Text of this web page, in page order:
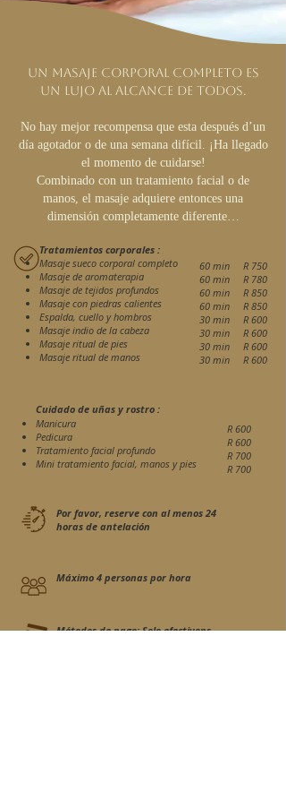
Un masaje corporal completo es
un lujo al alcance de todos.
No hay mejor recompensa que esta después d’un
día agotador o de una semana difícil. ¡Ha llegado
el momento de cuidarse!
Combinado con un tratamiento facial o de
manos, el masaje adquiere entonces una
dimensión completamente diferente…
Tratamientos corporales :
Masaje sueco corporal completo
Masaje de aromaterapia
Masaje de tejidos profundos
Masaje con piedras calientes
Espalda, cuello y hombros
Masaje indio de la cabeza
Masaje ritual de pies
Masaje ritual de manos
60 min R 750
60 min R 780
60 min R 850
60 min R 850
30 min R 600
30 min R 600
30 min R 600
30 min R 600
Cuidado de uñas y rostro :
Manicura
Pedicura
Tratamiento facial profundo
Mini tratamiento facial, manos y pies
R 600
R 600
R 700
R 700
Por favor, reserve con al menos 24
horas de antelación
Máximo 4 personas por hora
Métodos de pago: Solo efectivons